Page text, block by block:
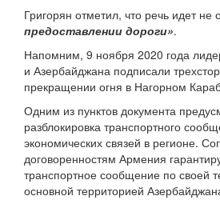
Григорян отметил, что речь идет не
предоставлении дороги».
Напомним, 9 ноября 2020 года
и Азербайджана подписали
прекращении огня в Нагорном
Одним из пунктов документа
разблокировка транспортного
экономических связей в регионе.
договоренностям Армения
транспортное сообщение по своей
основной территорией